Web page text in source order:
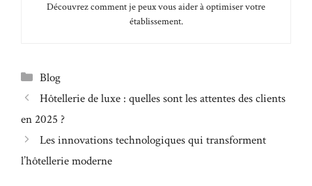
Découvrez comment je peux vous aider à optimiser votre
établissement.
Catégories
Blog
Hôtellerie de luxe : quelles sont les attentes des clients
en 2025 ?
Les innovations technologiques qui transforment
l’hôtellerie moderne